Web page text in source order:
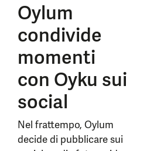
Oylum
condivide
momenti
con Oyku sui
social
Nel frattempo, Oylum
decide di pubblicare sui